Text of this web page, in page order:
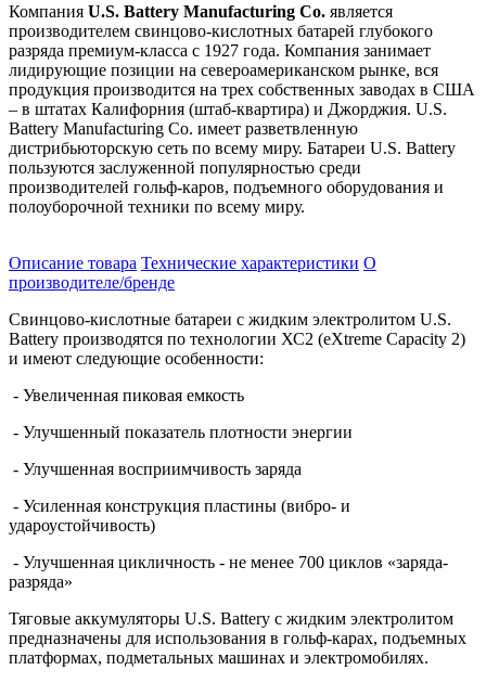
Компания U.S. Battery Manufacturing Co. является
производителем свинцово-кислотных батарей глубокого
разряда премиум-класса с 1927 года. Компания занимает
лидирующие позиции на североамериканском рынке, вся
продукция производится на трех собственных заводах в США
– в штатах Калифорния (штаб-квартира) и Джорджия. U.S.
Battery Manufacturing Co. имеет разветвленную
дистрибьюторскую сеть по всему миру. Батареи U.S. Battery
пользуются заслуженной популярностью среди
производителей гольф-каров, подъемного оборудования и
полоуборочной техники по всему миру.
Описание товара Технические характеристики О
производителе/бренде
Свинцово-кислотные батареи с жидким электролитом U.S.
Battery производятся по технологии ХС2 (eXtreme Capacity 2)
и имеют следующие особенности:
- Увеличенная пиковая емкость
- Улучшенный показатель плотности энергии
- Улучшенная восприимчивость заряда
- Усиленная конструкция пластины (вибро- и
удароустойчивость)
- Улучшенная цикличность - не менее 700 циклов «заряда-
разряда»
Тяговые аккумуляторы U.S. Battery с жидким электролитом
предназначены для использования в гольф-карах, подъемных
платформах, подметальных машинах и электромобилях.